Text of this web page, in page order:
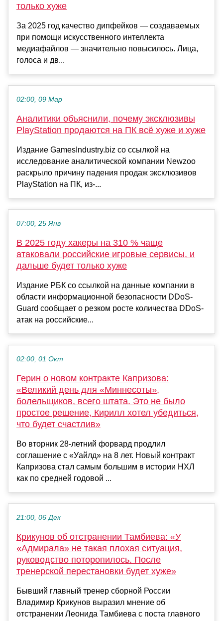
только хуже
За 2025 год качество дипфейков — создаваемых
при помощи искусственного интеллекта
медиафайлов — значительно повысилось. Лица,
голоса и дв...
02:00, 09 Мар
Аналитики объяснили, почему эксклюзивы
PlayStation продаются на ПК всё хуже и хуже
Издание GamesIndustry.biz со ссылкой на
исследование аналитической компании Newzoo
раскрыло причину падения продаж эксклюзивов
PlayStation на ПК, из-...
07:00, 25 Янв
В 2025 году хакеры на 310 % чаще
атаковали российские игровые сервисы, и
дальше будет только хуже
Издание РБК со ссылкой на данные компании в
области информационной безопасности DDoS-
Guard сообщает о резком росте количества DDoS-
атак на российские...
02:00, 01 Окт
Герин о новом контракте Капризова:
«Великий день для «Миннесоты»,
болельщиков, всего штата. Это не было
простое решение, Кирилл хотел убедиться,
что будет счастлив»
Во вторник 28-летний форвард продлил
соглашение с «Уайлд» на 8 лет. Новый контракт
Капризова стал самым большим в истории НХЛ
как по средней годовой ...
21:00, 06 Дек
Крикунов об отстранении Тамбиева: «У
«Адмирала» не такая плохая ситуация,
руководство поторопилось. После
тренерской перестановки будет хуже»
Бывший главный тренер сборной России
Владимир Крикунов выразил мнение об
отстранении Леонида Тамбиева с поста главного